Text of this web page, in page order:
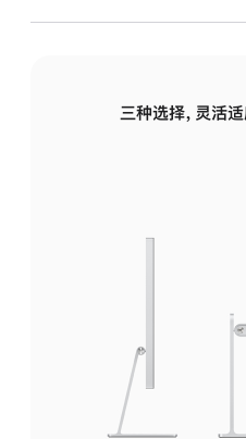
三种选择，灵活